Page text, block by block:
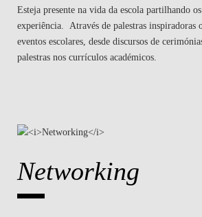
Esteja presente na vida da escola partilhando
experiência. Através de palestras inspiradoras
eventos escolares, desde discursos de
palestras nos currículos académicos.
Networking